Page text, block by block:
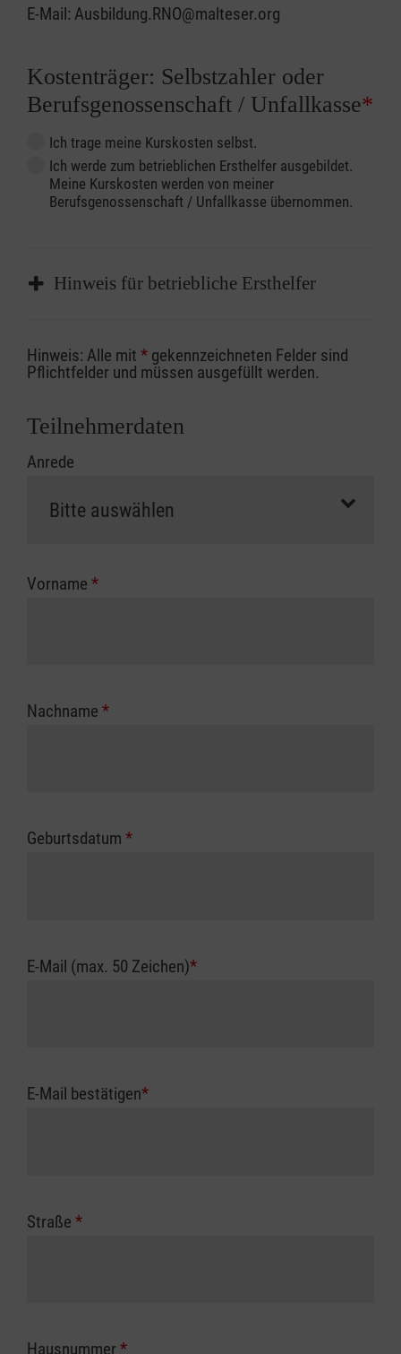
E-Mail: Ausbildung.RNO@malteser.org
Kostenträger: Selbstzahler oder
Berufsgenossenschaft / Unfallkasse*
Ich trage meine Kurskosten selbst.
Ich werde zum betrieblichen Ersthelfer ausgebildet.
Meine Kurskosten werden von meiner
Berufsgenossenschaft / Unfallkasse übernommen.
Hinweis für betriebliche Ersthelfer
Sofern Sie ein Kostenübernahmeverfahren
Ihrer Berufsgenossenschaft / Unfallkasse
Abrechnungsunterlagen spätestens zu
erfolgt eine Abrechnung der vollen Kursgebühr
Die notwendigen Formulare für die
zuständigen Berufsgenossenschaft oder
Hinweis: Alle mit * gekennzeichneten Felder sind
Pflichtfelder und müssen ausgefüllt werden.
Teilnehmerdaten
Anrede
Vorname *
Nachname *
Geburtsdatum *
E-Mail (max. 50 Zeichen)*
E-Mail bestätigen*
Straße *
Hausnummer *